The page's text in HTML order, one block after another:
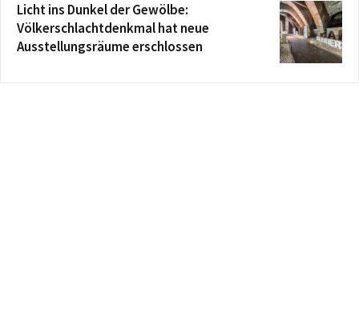
Licht ins Dunkel der Gewölbe:
Völkerschlachtdenkmal hat neue
Ausstellungsräume erschlossen